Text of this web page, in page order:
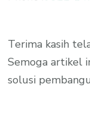
Terima kasih
Semoga artikel
solusi